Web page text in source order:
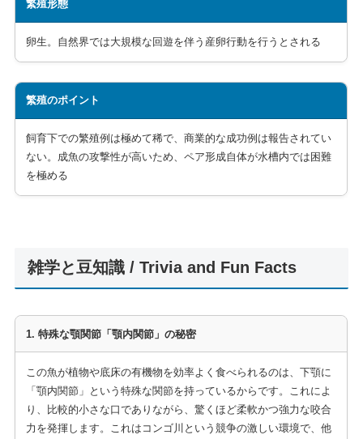
繁殖形態
卵生。自然界では大規模な回遊を伴う産卵行動を行うとされる
繁殖のポイント
飼育下での繁殖例は極めて稀で、商業的な成功例は報告されてい
ない。成魚の攻撃性が高いため、ペア形成自体が水槽内では困難
を極める
雑学と豆知識 / Trivia and Fun Facts
1. 特殊な顎関節「顎内関節」の秘密
この魚が植物や底床の有機物を効率よく食べられるのは、下顎に
「顎内関節」という特殊な関節を持っているからです。これによ
り、比較的小さな口でありながら、驚くほど柔軟かつ強力な咬合
力を発揮します。これはコンゴ川という競争の激しい環境で、他